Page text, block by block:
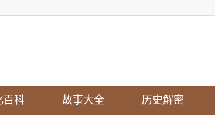
百科 故事大全 历史解密